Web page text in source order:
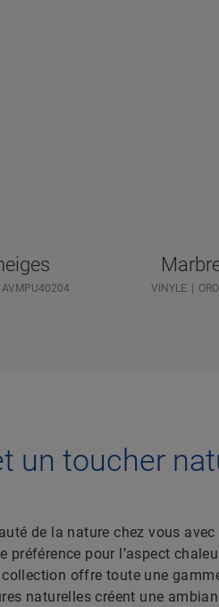
AVMPU40204 VINYLE
un toucher
de la nature chez vous avec
préférence pour l’aspect
offre toute une
naturelles créent une